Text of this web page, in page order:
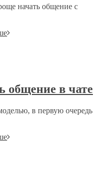
начать общение с
общение в чате
в первую очередь